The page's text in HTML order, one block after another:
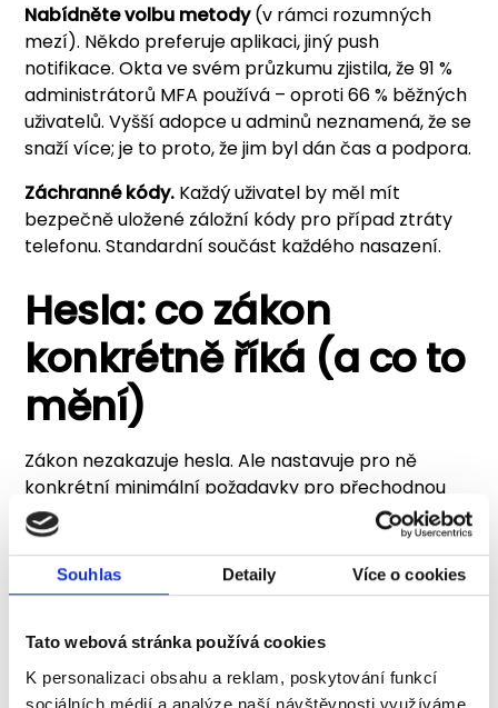
Souhlas Detaily Více o cookies
Tato webová stránka používá cookies
K personalizaci obsahu a reklam, poskytování funkcí
sociálních médií a analýze naší návštěvnosti využíváme
Nabídněte volbu metody(v rámci rozumných
mezí). Někdo preferuje aplikaci, jiný push
notifikace. Okta ve svém průzkumu zjistila, že 91 %
administrátorů MFA používá – oproti 66 % běžných
uživatelů. Vyšší adopce u adminů neznamená, že se
snaží více; je to proto, že jim byl dán čas a podpora.
Záchranné kódy. Každý uživatel by měl mít
bezpečně uložené záložní kódy pro případ ztráty
telefonu. Standardní součást každého nasazení.
Hesla: co zákon
konkrétně říká (a co to
mění)
Zákon nezakazuje hesla. Ale nastavuje pro ně
konkrétní minimální požadavky pro přechodnou
dobu a tam, kde MFA ještě není nasazeno.
Vyhláška 410/2025 §8 odst. 4 (nižší režim):
Minimálně17 znakůpro administrátorské účty
Minimálně 22 znakůpro technická aktiva
(systémy)